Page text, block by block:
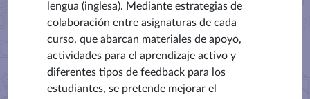
lengua (inglesa). Mediante estrategias de
colaboración entre asignaturas de cada
curso, que abarcan materiales de apoyo,
actividades para el aprendizaje activo y
diferentes tipos de feedback para los
estudiantes, se pretende mejorar el